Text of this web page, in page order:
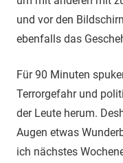
und vor den
ebenfalls das
Für 90 Minuten
Terrorgefahr und
der Leute herum.
Augen etwas
ich nächstes